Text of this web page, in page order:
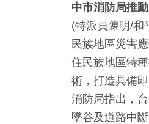
中市消防局推
(特派員陳明/和
民族地區災害
住民族地區特
術，打造具備
消防局指出，
墜谷及道路中